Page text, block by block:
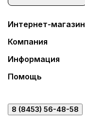
Интернет-магазин
Компания
Информация
Помощь
8 (8453) 56-48-58